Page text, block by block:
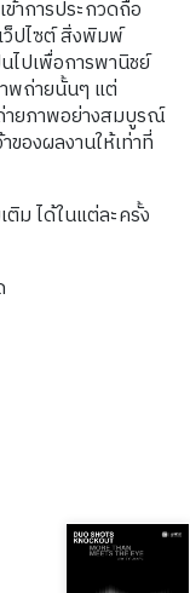
าการประกวดถือ
ว็ปไซต์ สิ่งพิมพ์
ไปเพื่อการพานิชย์
พถ่ายนั้นๆ แต่
ายภาพอย่างสมบูรณ์
องผลงานให้เท่าที่
ม ได้ในแต่ละครั้ง